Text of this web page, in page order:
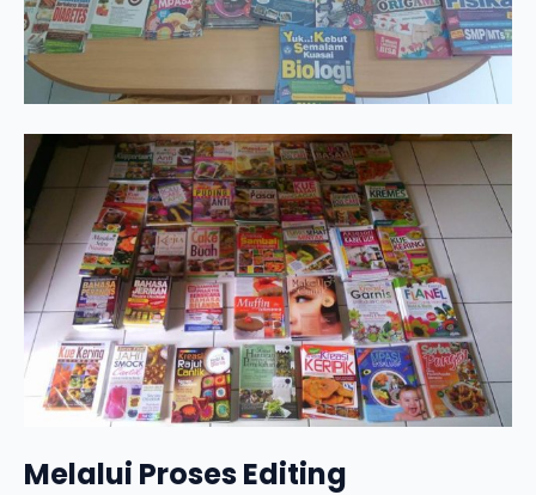
Melalui Proses Editing